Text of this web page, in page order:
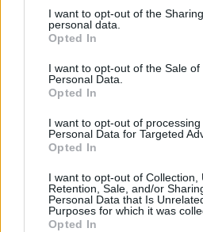
I want to opt-out of the
personal data.
Opted In
I want to opt-out of the Sale of
Personal Data.
Opted In
I want to opt-out of processing
Personal Data for Targeted
Opted In
I want to opt-out of Collection,
Retention, Sale, and/or
Personal Data that Is
Purposes for which it was
Opted In
La volontà di contribuire allo sviluppo
ripensamento dei sistemi di gestione
ricerca e innovazione, che si
collaborazione con Istituzioni e
trasformazione della Società in
strategico verso lo sviluppo
a dicembre 2021 e confermato nel
approvato a maggio 2022.
I tre pilastri del Piano Strategico al